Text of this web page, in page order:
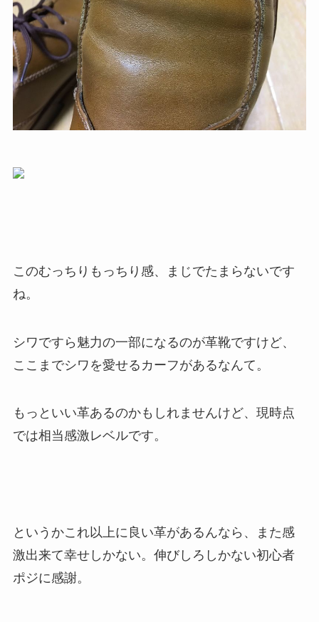
このむっちりもっちり感、まじでたまらないです
ね。
シワですら魅力の一部になるのが革靴ですけど、
ここまでシワを愛せるカーフがあるなんて。
もっといい革あるのかもしれませんけど、現時点
では相当感激レベルです。
というかこれ以上に良い革があるんなら、また感
激出来て幸せしかない。伸びしろしかない初心者
ポジに感謝。